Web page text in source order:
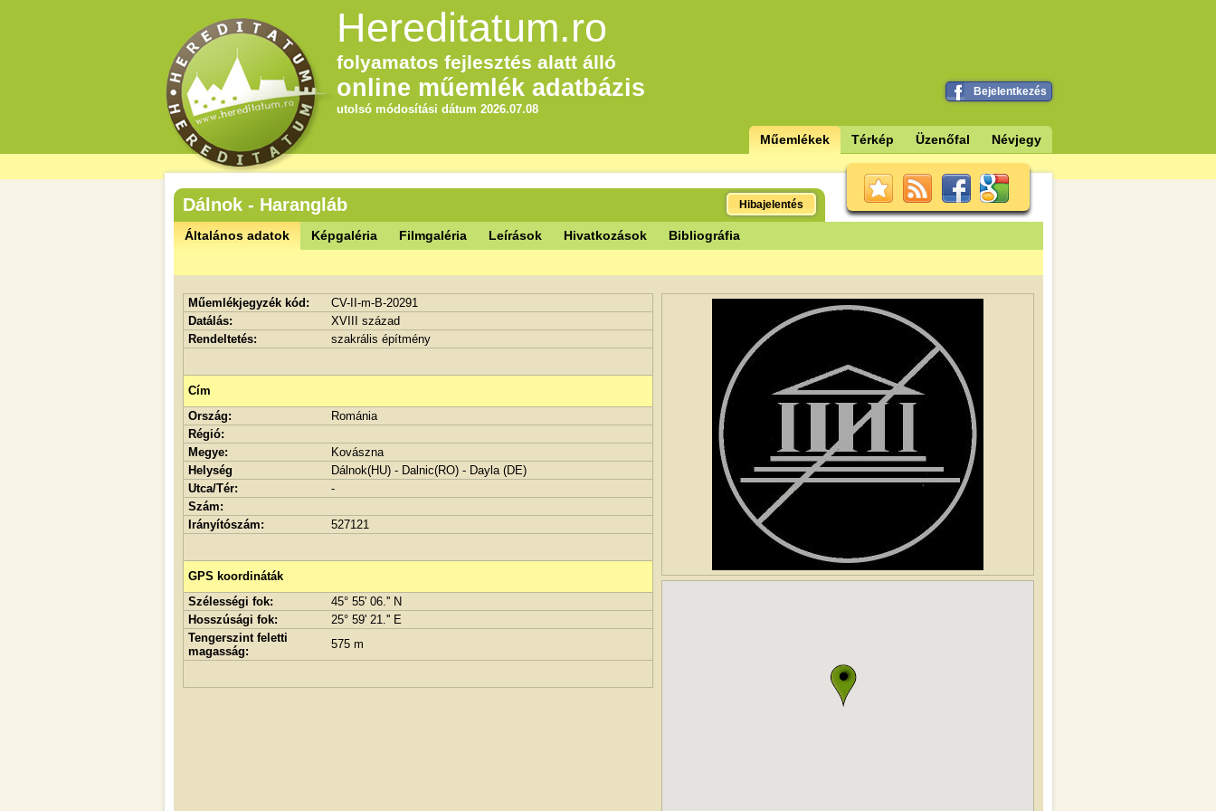
Hereditatum.ro
folyamatos fejlesztés alatt álló
online műemlék adatbázis
utolsó módosítási dátum 2026.07.08
Bejelentkezés
Műemlékek Térkép Üzenőfal Névjegy
Dálnok - Harangláb Hibajelentés
Általános adatok Képgaléria Filmgaléria Leírások Hivatkozások Bibliográfia
Műemlékjegyzék kód:
CV-II-m-B-20291
Datálás:
XVIII század
Rendeltetés:
szakrális építmény
Cím
Ország:
Románia
Régió:
Megye:
Kovászna
Helység
Dálnok(HU) - Dalnic(RO) - Dayla (DE)
Utca/Tér:
-
Szám:
Irányítószám:
527121
GPS koordináták
Szélességi fok:
45° 55' 06.'' N
Hosszúsági fok:
25° 59' 21.'' E
Tengerszint feletti
magasság:
575 m